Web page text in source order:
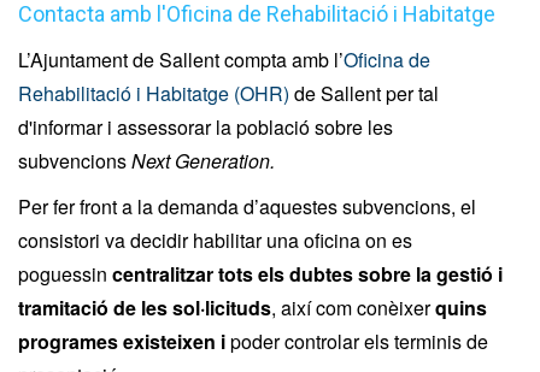
Contacta amb l'Oficina de Rehabilitació i Habitatge
L’Ajuntament de Sallent compta amb l’Oficina de
Rehabilitació i Habitatge (OHR) de Sallent per tal
d'informar i assessorar la població sobre les
subvencionsNext Generation.
Per fer front a la demanda d’aquestes subvencions, el
consistori va decidir habilitar una oficina on es
poguessin centralitzar tots els dubtes sobre la gestió i
tramitació de les sol·licituds, així com conèixerquins
programes existeixen ipoder controlar els terminis de